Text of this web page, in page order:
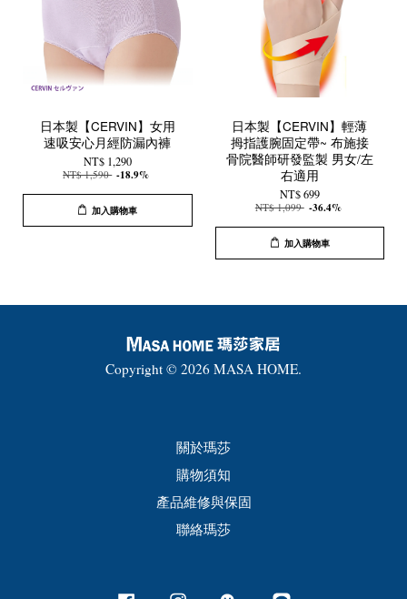
日本製【CERVIN】女用
速吸安心月經防漏內褲
NT$ 1,290
NT$ 1,590 -18.9%
加入購物車
日本製【CERVIN】輕薄
拇指護腕固定帶~ 布施接
骨院醫師研發監製 男女/左
右適用
NT$ 699
NT$ 1,099 -36.4%
加入購物車
Copyright © 2026 MASA HOME.
關於瑪莎
購物須知
產品維修與保固
聯絡瑪莎